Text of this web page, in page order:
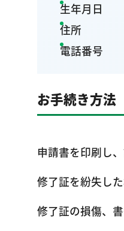
生年月日
住所
電話番号
お手続き方法
申請書を印刷し
修了証を紛失し
修了証の損傷、